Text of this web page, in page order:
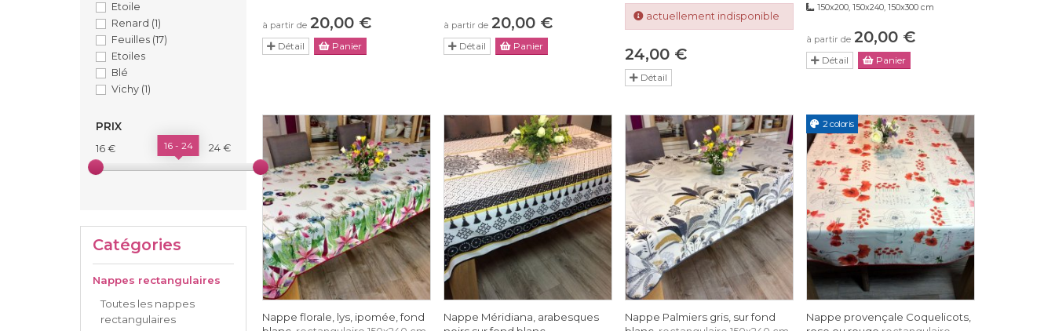
à partir de 20,00 €
Détail Panier
à partir de 20,00 €
Détail Panier
actuellement indisponible
24,00 €
Détail
150x200, 150x240, 150x300 cm
à partir de 20,00 €
Détail Panier
Nappe florale, lys, ipomée, fond
Nappe Méridiana, arabesques
Nappe Palmiers gris, sur fond
2 coloris
Nappe provençale Coquelicots,
Etoile
Renard (1)
Feuilles (17)
Etoiles
Blé
Vichy (1)
PRIX
16 € 24 €
16 - 24
Catégories
Nappes rectangulaires
Toutes les nappes
rectangulaires